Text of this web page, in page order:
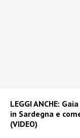
LEGGI ANCHE:
in Sardegna e
(VIDEO)